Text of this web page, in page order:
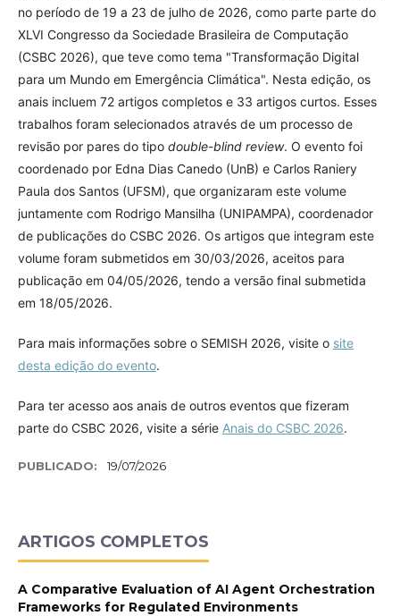
no período de 19 a 23 de julho de 2026, como parte parte do
XLVI Congresso da Sociedade Brasileira de Computação
(CSBC 2026), que teve como tema "Transformação Digital
para um Mundo em Emergência Climática". Nesta edição, os
anais incluem 72 artigos completos e 33 artigos curtos. Esses
trabalhos foram selecionados através de um processo de
revisão por pares do tipo double-blind review. O evento foi
coordenado por Edna Dias Canedo (UnB) e Carlos Raniery
Paula dos Santos (UFSM), que organizaram este volume
juntamente com Rodrigo Mansilha (UNIPAMPA), coordenador
de publicações do CSBC 2026. Os artigos que integram este
volume foram submetidos em 30/03/2026, aceitos para
publicação em 04/05/2026, tendo a versão final submetida
em 18/05/2026.
Para mais informações sobre o SEMISH 2026, visite o site
desta edição do evento.
Para ter acesso aos anais de outros eventos que fizeram
parte do CSBC 2026, visite a série Anais do CSBC 2026.
PUBLICADO: 19/07/2026
ARTIGOS COMPLETOS
A Comparative Evaluation of AI Agent Orchestration
Frameworks for Regulated Environments